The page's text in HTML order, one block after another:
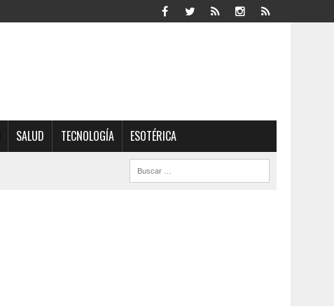
SALUD TECNOLOGÍA ESOTÉRICA